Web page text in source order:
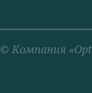
© Компания